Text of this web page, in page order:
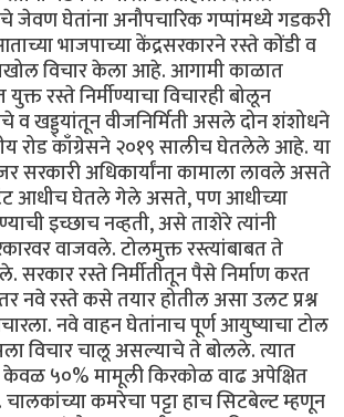
जेवण घेतांना अनौपचारिक गप्पांमध्ये गडकरी
भाजपाच्या केंद्रसरकारने रस्ते कोंडी व
विचार केला आहे. आगामी काळात
रस्ते निर्मीण्याचा विचारही बोलून
व खड्ड्यांतून वीजनिर्मिती असले दोन शंशोधने
रोड काँग्रेसने २०१९ सालीच घेतलेले आहे. या
सरकारी अधिकार्यांना कामाला लावले असते
आधीच घेतले गेले असते, पण आधीच्या
इच्छाच नव्हती, असे ताशेरे त्यांनी
वाजवले. टोलमुक्त रस्त्यांबाबत ते
सरकार रस्ते निर्मीतीतून पैसे निर्माण करत
नवे रस्ते कसे तयार होतील असा उलट प्रश्न
नवे वाहन घेतांनाच पूर्ण आयुष्याचा टोल
विचार चालू असल्याचे ते बोलले. त्यात
केवळ ५०% मामूली किरकोळ वाढ अपेक्षित
कमरेचा पट्टा हाच सिटबेल्ट म्हणून